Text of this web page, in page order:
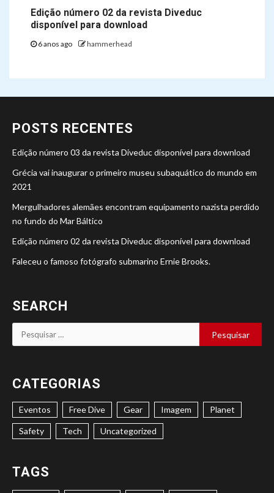
Edição número 02 da revista Diveduc
disponível para download
6 anos ago hammerhead
POSTS RECENTES
Edição número 03 da revista Diveduc disponível para download
Grécia vai inaugurar o primeiro museu subaquático do mundo em
2021
Mergulhadores alemães encontram equipamento nazista perdido
no fundo do Mar Báltico
Edição número 02 da revista Diveduc disponível para download
Faleceu o famoso fotógrafo submarino Ernie Brooks.
SEARCH
Pesquisar
por:
CATEGORIAS
Eventos Free Dive Gear Imagem Planet
Safety Tech Uncategorized
TAGS